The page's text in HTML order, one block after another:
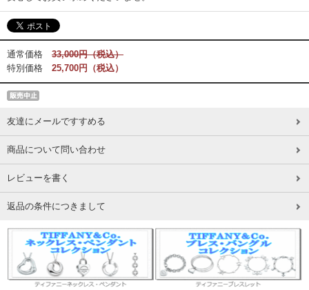
通常価格
33,000円（税込）
特別価格
25,700円（税込）
友達にメールですすめる
商品について問い合わせ
レビューを書く
返品の条件につきまして